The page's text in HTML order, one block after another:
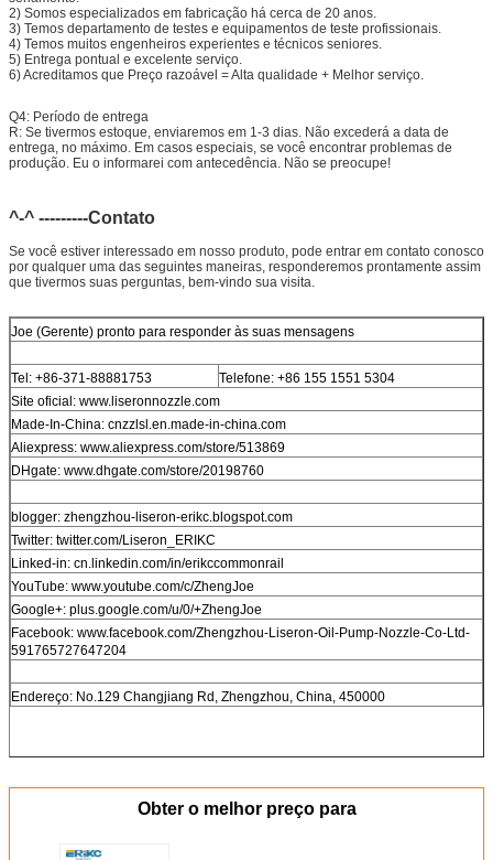
2) Somos especializados em fabricação há cerca de 20 anos.
3) Temos departamento de testes e equipamentos de teste profissionais.
4) Temos muitos engenheiros experientes e técnicos seniores.
5) Entrega pontual e excelente serviço.
6) Acreditamos que Preço razoável = Alta qualidade + Melhor serviço.
Q4: Período de entrega
R: Se tivermos estoque, enviaremos em 1-3 dias. Não excederá a data de
entrega, no máximo. Em casos especiais, se você encontrar problemas de
produção. Eu o informarei com antecedência. Não se preocupe!
^-^ ---------Contato
Se você estiver interessado em nosso produto, pode entrar em contato conosco
por qualquer uma das seguintes maneiras, responderemos prontamente assim
que tivermos suas perguntas, bem-vindo sua visita.
Joe (Gerente) pronto para responder às suas mensagens
Tel: +86-371-88881753
Telefone: +86 155 1551 5304
Site oficial: www.liseronnozzle.com
Made-In-China: cnzzlsl.en.made-in-china.com
Aliexpress: www.aliexpress.com/store/513869
DHgate: www.dhgate.com/store/20198760
blogger: zhengzhou-liseron-erikc.blogspot.com
Twitter: twitter.com/Liseron_ERIKC
Linked-in: cn.linkedin.com/in/erikccommonrail
YouTube: www.youtube.com/c/ZhengJoe
Google+: plus.google.com/u/0/+ZhengJoe
Facebook: www.facebook.com/Zhengzhou-Liseron-Oil-Pump-Nozzle-Co-Ltd-
591765727647204
Endereço: No.129 Changjiang Rd, Zhengzhou, China, 450000
Obter o melhor preço para